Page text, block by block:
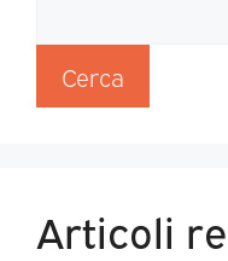
Cerca
Articoli